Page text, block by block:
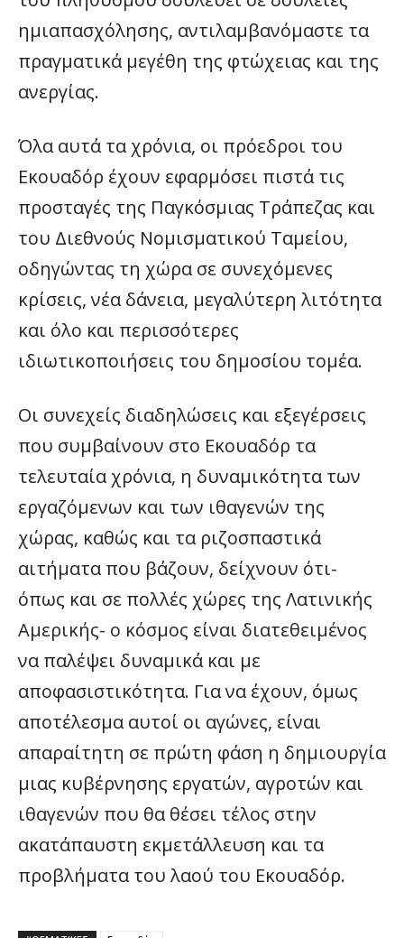
ημιαπασχόλησης, αντιλαμβανόμαστε τα
πραγματικά μεγέθη της φτώχειας και της
ανεργίας.
Όλα αυτά τα χρόνια, οι πρόεδροι του
Εκουαδόρ έχουν εφαρμόσει πιστά τις
προσταγές της Παγκόσμιας Τράπεζας και
του Διεθνούς Νομισματικού Ταμείου,
οδηγώντας τη χώρα σε συνεχόμενες
κρίσεις, νέα δάνεια, μεγαλύτερη λιτότητα
και όλο και περισσότερες
ιδιωτικοποιήσεις του δημοσίου τομέα.
Οι συνεχείς διαδηλώσεις και εξεγέρσεις
που συμβαίνουν στο Εκουαδόρ τα
τελευταία χρόνια, η δυναμικότητα των
εργαζόμενων και των ιθαγενών της
χώρας, καθώς και τα ριζοσπαστικά
αιτήματα που βάζουν, δείχνουν ότι-
όπως και σε πολλές χώρες της Λατινικής
Αμερικής- ο κόσμος είναι διατεθειμένος
να παλέψει δυναμικά και με
αποφασιστικότητα. Για να έχουν, όμως
αποτέλεσμα αυτοί οι αγώνες, είναι
απαραίτητη σε πρώτη φάση η δημιουργία
μιας κυβέρνησης εργατών, αγροτών και
ιθαγενών που θα θέσει τέλος στην
ακατάπαυστη εκμετάλλευση και τα
προβλήματα του λαού του Εκουαδόρ.